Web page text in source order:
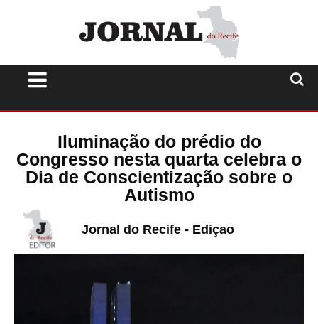
Iluminação do prédio do
Congresso nesta quarta celebra o
Dia de Conscientização sobre o
Autismo
Jornal do Recife - Ediçao